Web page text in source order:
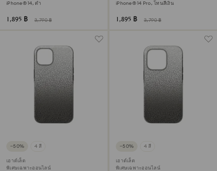
iPhone® 14, ดำ
1,895 ฿ 3,790 ฿
iPhone® 14 Pro, โทนสีเงิน
1,895 ฿ 3,790 ฿
−50% 4 สี
เอาต์เล็ต
พิเศษเฉพาะออนไลน์
−50% 4 สี
เอาต์เล็ต
พิเศษเฉพาะออนไลน์